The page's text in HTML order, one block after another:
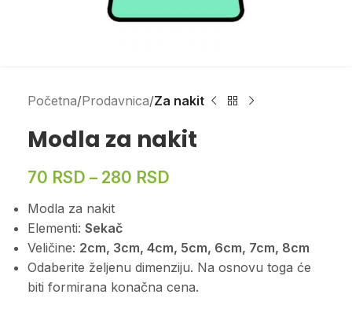
Početna Prodavnica Za nakit
Modla za nakit
70 RSD – 280 RSD
Modla za nakit
Elementi: Sekač
Veličine: 2cm, 3cm, 4cm, 5cm, 6cm, 7cm, 8cm
Odaberite željenu dimenziju. Na osnovu toga će
biti formirana konačna cena.